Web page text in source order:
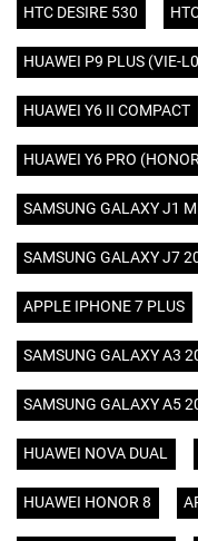
HTC DESIRE 530
HUAWEI P9 PLUS (VIE-
HUAWEI Y6 II COMPACT
HUAWEI Y6 PRO
SAMSUNG GALAXY J1
SAMSUNG GALAXY J7
APPLE IPHONE 7 PLUS
SAMSUNG GALAXY A3
SAMSUNG GALAXY A5
HUAWEI NOVA DUAL
HUAWEI HONOR 8